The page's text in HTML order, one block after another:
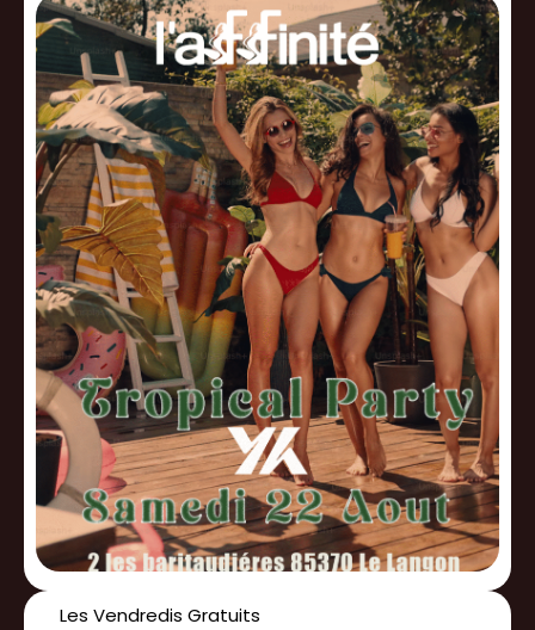
Les Vendredis Gratuits